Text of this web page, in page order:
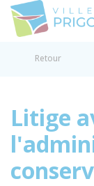
Retour
Litige